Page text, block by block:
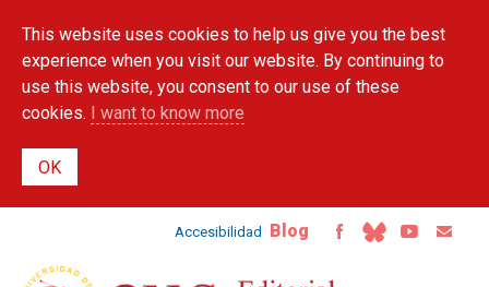
main
content
This website uses cookies to help us give you the best
experience when you visit our website. By continuing to
use this website, you consent to our use of these
cookies. I want to know more
Accesibilidad Blog